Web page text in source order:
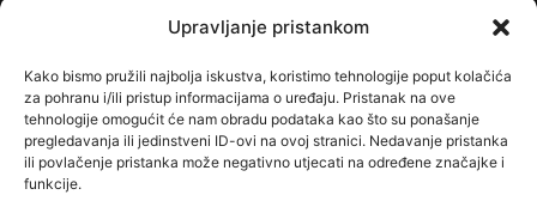
Upravljanje pristankom
Kako bismo pružili najbolja iskustva, koristimo tehnologije poput kolačića
za pohranu i/ili pristup informacijama o uređaju. Pristanak na ove
tehnologije omogućit će nam obradu podataka kao što su ponašanje
pregledavanja ili jedinstveni ID-ovi na ovoj stranici. Nedavanje pristanka
ili povlačenje pristanka može negativno utjecati na određene značajke i
funkcije.
Autobusi Automobilizam Biciklizam
Borilački Sportovi
Cookie Policy (EU)
Crkve, samostani i župni uredi
Dječji vrtići
Drugi sportovi
Društva, klubovi, savezi, udruge
Dubrava u Srcu
Edukacija